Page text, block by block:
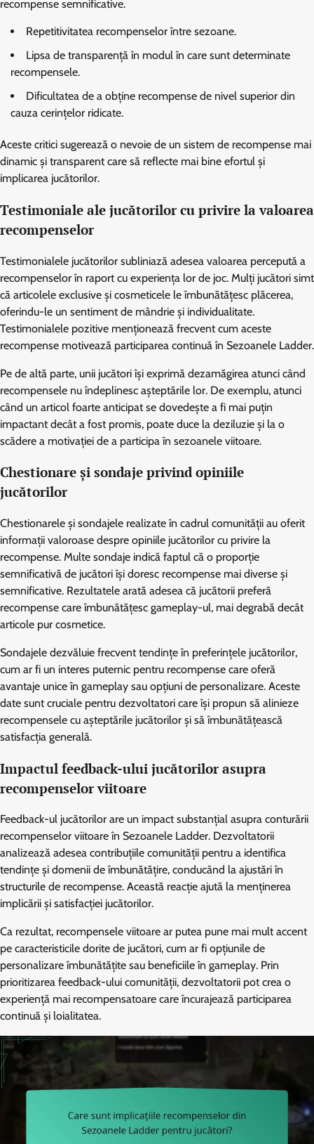
recompense semnificative.
Repetitivitatea recompenselor între sezoane.
Lipsa de transparență în modul în care sunt determinate
recompensele.
Dificultatea de a obține recompense de nivel superior din
cauza cerințelor ridicate.
Aceste critici sugerează o nevoie de un sistem de recompense mai
dinamic și transparent care să reflecte mai bine efortul și
implicarea jucătorilor.
Testimoniale ale jucătorilor cu privire la valoarea
recompenselor
Testimonialele jucătorilor subliniază adesea valoarea percepută a
recompenselor în raport cu experiența lor de joc. Mulți jucători simt
că articolele exclusive și cosmeticele le îmbunătățesc plăcerea,
oferindu-le un sentiment de mândrie și individualitate.
Testimonialele pozitive menționează frecvent cum aceste
recompense motivează participarea continuă în Sezoanele Ladder.
Pe de altă parte, unii jucători își exprimă dezamăgirea atunci când
recompensele nu îndeplinesc așteptările lor. De exemplu, atunci
când un articol foarte anticipat se dovedește a fi mai puțin
impactant decât a fost promis, poate duce la deziluzie și la o
scădere a motivației de a participa în sezoanele viitoare.
Chestionare și sondaje privind opiniile
jucătorilor
Chestionarele și sondajele realizate în cadrul comunității au oferit
informații valoroase despre opiniile jucătorilor cu privire la
recompense. Multe sondaje indică faptul că o proporție
semnificativă de jucători își doresc recompense mai diverse și
semnificative. Rezultatele arată adesea că jucătorii preferă
recompense care îmbunătățesc gameplay-ul, mai degrabă decât
articole pur cosmetice.
Sondajele dezvăluie frecvent tendințe în preferințele jucătorilor,
cum ar fi un interes puternic pentru recompense care oferă
avantaje unice în gameplay sau opțiuni de personalizare. Aceste
date sunt cruciale pentru dezvoltatori care își propun să alinieze
recompensele cu așteptările jucătorilor și să îmbunătățească
satisfacția generală.
Impactul feedback-ului jucătorilor asupra
recompenselor viitoare
Feedback-ul jucătorilor are un impact substanțial asupra conturării
recompenselor viitoare în Sezoanele Ladder. Dezvoltatorii
analizează adesea contribuțiile comunității pentru a identifica
tendințe și domenii de îmbunătățire, conducând la ajustări în
structurile de recompense. Această reacție ajută la menținerea
implicării și satisfacției jucătorilor.
Ca rezultat, recompensele viitoare ar putea pune mai mult accent
pe caracteristicile dorite de jucători, cum ar fi opțiunile de
personalizare îmbunătățite sau beneficiile în gameplay. Prin
prioritizarea feedback-ului comunității, dezvoltatorii pot crea o
experiență mai recompensatoare care încurajează participarea
continuă și loialitatea.